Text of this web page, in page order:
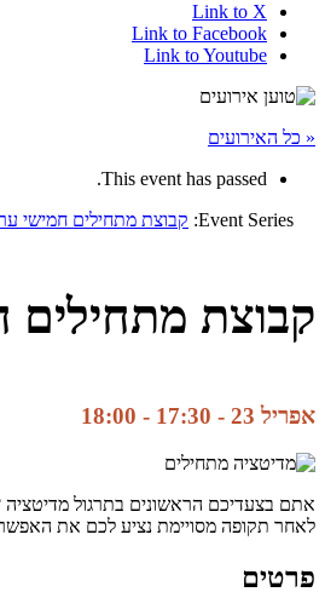
Link to X
Link to Facebook
Link to Youtube
« כל האירועים
This event has passed.
Event Series: קבוצת מתחילים חמישי
קבוצת
אפריל 23 - 17:30 -
18:00
אתם בצעדיכם הראשונים בתרגול מדיטציה
לאחר תקופה מסויימת נציע לכם את
פרטים